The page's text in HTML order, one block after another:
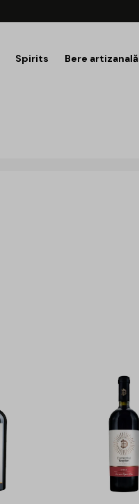
Spirits Bere artizanală